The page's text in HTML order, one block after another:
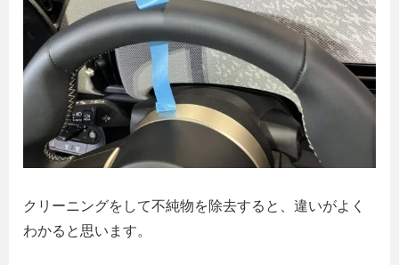
クリーニングをして不純物を除去すると、違いがよく
わかると思います。